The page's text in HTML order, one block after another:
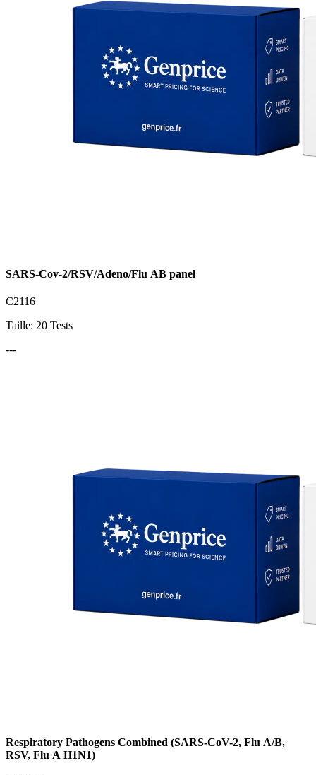
SARS-Cov-2/RSV/Adeno/Flu AB panel
C2116
Taille: 20 Tests
---
Respiratory Pathogens Combined (SARS-CoV-2, Flu A/B,
RSV, Flu A H1N1)